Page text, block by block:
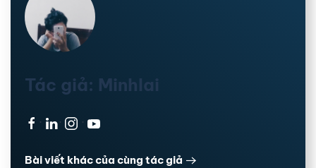
Tác giả: Minhlai
· · ·
Bài viết khác của cùng tác giả